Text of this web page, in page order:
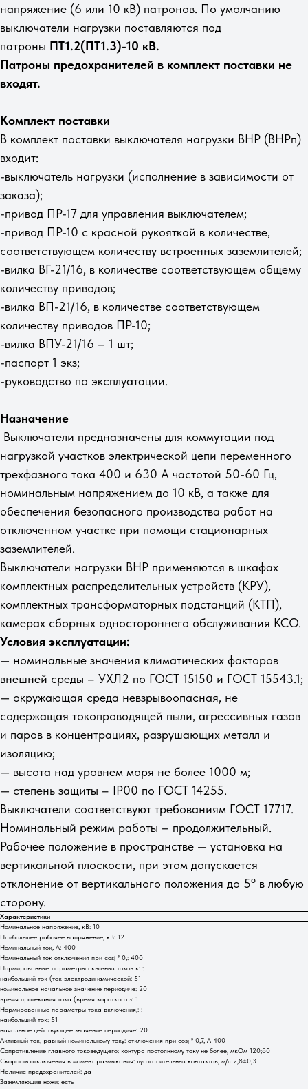
напряжение (6 или 10 кВ) патронов. По умолчанию
выключатели нагрузки поставляются под
патроны ПТ1.2(ПТ1.3)-10 кВ.
Патроны предохранителей в комплект поставки не
входят.
Комплект поставки
В комплект поставки выключателя нагрузки ВНР (ВНРп)
входит:
-выключатель нагрузки (исполнение в зависимости от
заказа);
-привод ПР-17 для управления выключателем;
-привод ПР-10 с красной рукояткой в количестве,
соответствующем количеству встроенных заземлителей;
-вилка ВГ-21/16, в количестве соответствующем общему
количеству приводов;
-вилка ВП-21/16, в количестве соответствующем
количеству приводов ПР-10;
-вилка ВПУ-21/16 – 1 шт;
-паспорт 1 экз;
-руководство по эксплуатации.
Назначение
Выключатели предназначены для коммутации под
нагрузкой участков электрической цепи переменного
трехфазного тока 400 и 630 А частотой 50-60 Гц,
номинальным напряжением до 10 кВ, а также для
обеспечения безопасного производства работ на
отключенном участке при помощи стационарных
заземлителей.
Выключатели нагрузки ВНР применяются в шкафах
комплектных распределительных устройств (КРУ),
комплектных трансформаторных подстанций (КТП),
камерах сборных одностороннего обслуживания КСО.
Условия эксплуатации:
— номинальные значения климатических факторов
внешней среды – УХЛ2 по ГОСТ 15150 и ГОСТ 15543.1;
— окружающая среда невзрывоопасная, не
содержащая токопроводящей пыли, агрессивных газов
и паров в концентрациях, разрушающих металл и
изоляцию;
— высота над уровнем моря не более 1000 м;
— степень защиты – IP00 по ГОСТ 14255.
Выключатели соответствуют требованиям ГОСТ 17717.
Номинальный режим работы – продолжительный.
Рабочее положение в пространстве — установка на
вертикальной плоскости, при этом допускается
отклонение от вертикального положения до 5º в любую
сторону.
Характеристики
Номинальное напряжение, кВ: 10
Наибольшее рабочее напряжение, кВ: 12
Номинальный ток, А: 400
Номинальный ток отключения при cosj ³ 0,: 400
Нормированные параметры сквозных токов к: :
наибольший ток (ток электродинамической: 51
номинальное начальное значение периодиче: 20
время протекания тока (время короткого з: 1
Нормированные параметры тока включения,: :
наибольший ток: 51
начальное действующее значение периодиче: 20
Активный ток, равный номинальному току: отключения при cosj ³ 0,7, А 400
Сопротивление главного токоведущего: контура постоянному току не более, мкОм 120;80
Скорость отключения в момент размыкания: дугогасительных контактов, м/с 2,8±0,3
Наличие предохранителей: да
Заземляющие ножи: есть